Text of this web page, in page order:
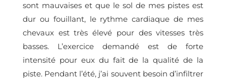
sont mauvaises et que le sol de mes pistes est
dur ou fouillant, le rythme cardiaque de mes
chevaux est très élevé pour des vitesses très
basses. L’exercice demandé est de forte
intensité pour eux du fait de la qualité de la
piste. Pendant l’été, j’ai souvent besoin d’infiltrer